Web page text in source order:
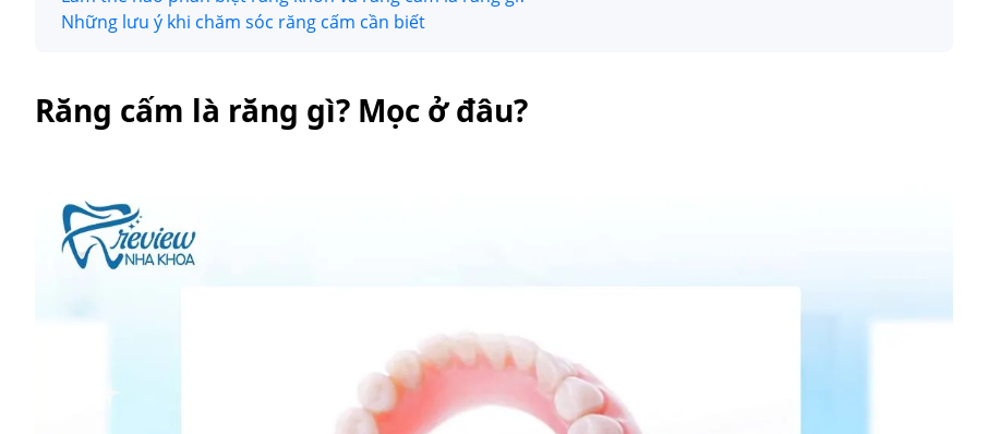
Những lưu ý khi chăm sóc răng cấm cần biết
Răng cấm là răng gì? Mọc ở đâu?